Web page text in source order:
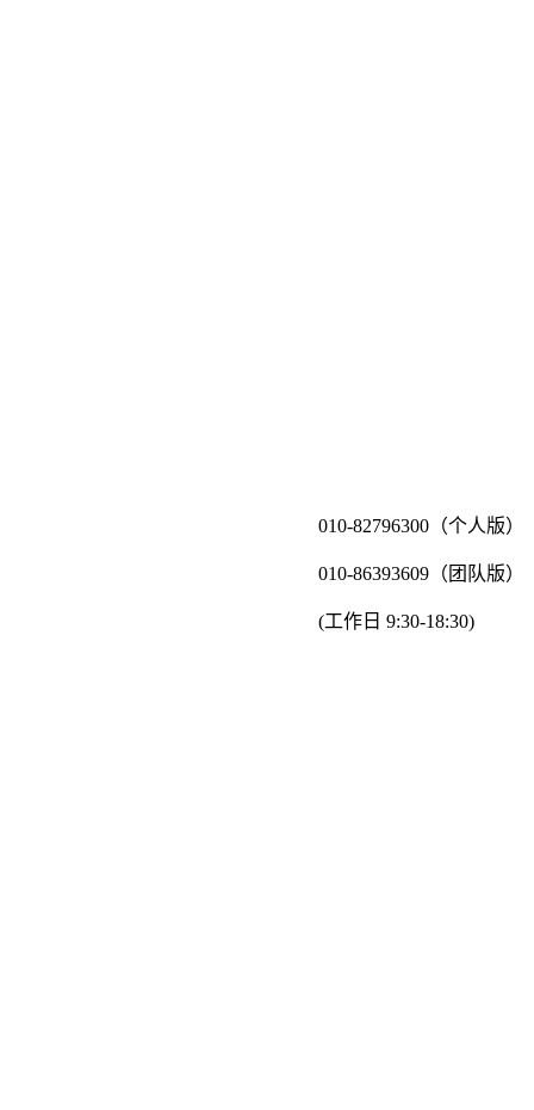
010-82796300（个人版）
010-86393609（团队版）
(工作日 9:30-18:30)